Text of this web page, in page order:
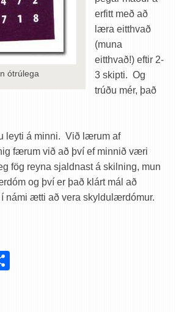
ótrúlega
erfitt með að
læra eitthvað
(muna
eitthvað!) eftir 2-
3 skipti. Og
trúðu mér, það
leyti á minni. Við lærum af
færum við að því ef minnið væri
fög reyna sjaldnast á skilning, mun
og því er það klárt mál að
námi ætti að vera skyldulærdómur.